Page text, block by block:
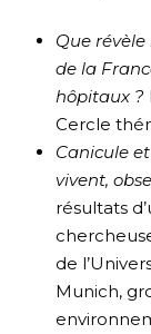
Que
de la
hôpitaux ?
Cercle
Canicule
vivent,
résultats
de
Munich,